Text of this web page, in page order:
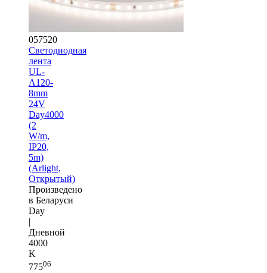
057520
Светодиодная
лента
UL-
A120-
8mm
24V
Day4000
(2
W/m,
IP20,
5m)
(Arlight,
Открытый)
Произведено
в Беларуси
Day
|
Дневной
4000
K
77506